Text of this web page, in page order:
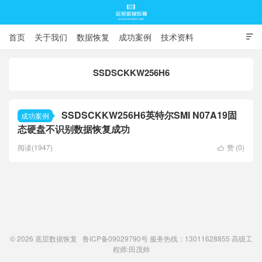

首页 关于我们 数据恢复 成功案例 技术资料
SSDSCKKW256H6
成功案例
SSDSCKKW256H6英特尔SMI N07A19固
态硬盘不识别数据恢复成功
 赞 (0)
阅读(1947)
© 2026 底层数据恢复 鲁ICP备09029790号服务热线：13011628855 高级工
程师:田茂帅